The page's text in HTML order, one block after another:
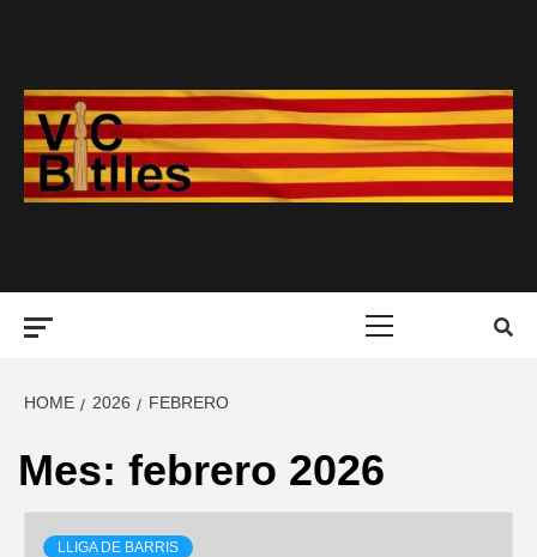
HOME 2026 FEBRERO
Mes: febrero 2026
LLIGA DE BARRIS